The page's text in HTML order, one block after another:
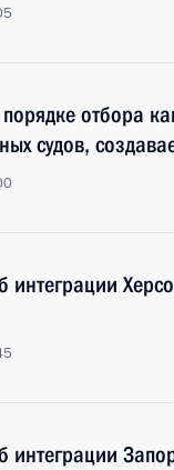
отбора
судов,
интеграции
интеграции